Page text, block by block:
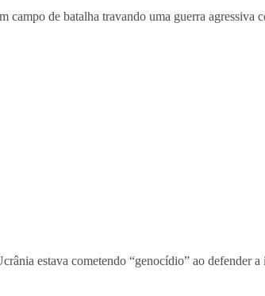
campo de batalha travando uma guerra
estava cometendo “genocídio” ao defender